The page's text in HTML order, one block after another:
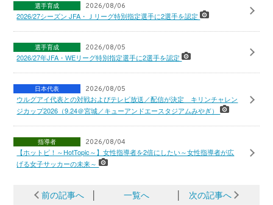
選手育成 2026/08/06
2026/27シーズン JFA・Ｊリーグ特別指定選手に2選手を認定
選手育成 2026/08/05
2026/27年JFA・WEリーグ特別指定選手に2選手を認定
日本代表 2026/08/05
ウルグアイ代表との対戦およびテレビ放送／配信が決定 キリンチャレン
ジカップ2026（9.24＠宮城／キューアンドエースタジアムみやぎ）
指導者 2026/08/04
【ホットピ！～HotTopic～】女性指導者を2倍にしたい～女性指導者が広
げる女子サッカーの未来～
前の記事へ │ 一覧へ │ 次の記事へ